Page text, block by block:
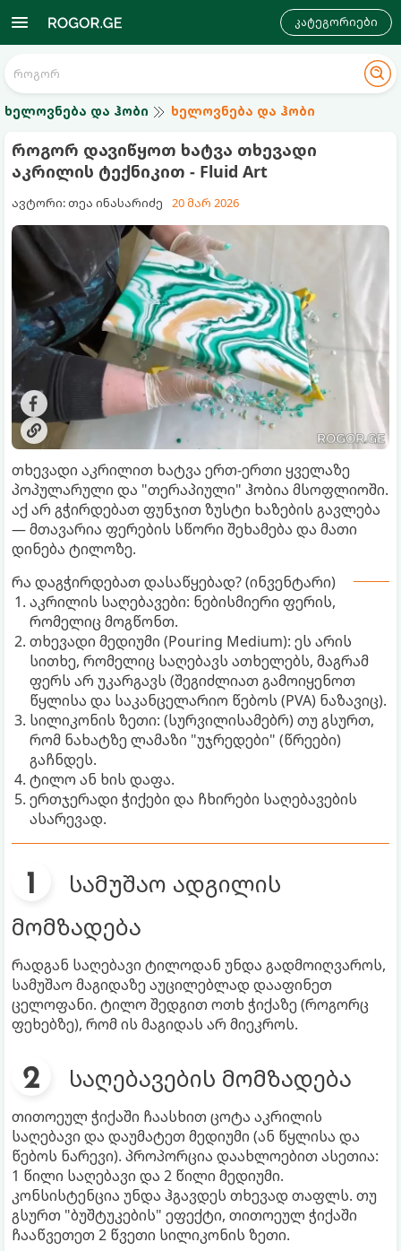
კატეგორიები
ხელოვნება და ჰობი ხელოვნება და ჰობი
როგორ დავიწყოთ ხატვა თხევადი
აკრილის ტექნიკით - Fluid Art
ავტორი: თეა ინასარიძე 20 მარ 2026
თხევადი აკრილით ხატვა ერთ-ერთი ყველაზე
პოპულარული და "თერაპიული" ჰობია მსოფლიოში.
აქ არ გჭირდებათ ფუნჯით ზუსტი ხაზების გავლება
— მთავარია ფერების სწორი შეხამება და მათი
დინება ტილოზე.
რა დაგჭირდებათ დასაწყებად? (ინვენტარი)
აკრილის საღებავები: ნებისმიერი ფერის,
რომელიც მოგწონთ.
თხევადი მედიუმი (Pouring Medium): ეს არის
სითხე, რომელიც საღებავს ათხელებს, მაგრამ
ფერს არ უკარგავს (შეგიძლიათ გამოიყენოთ
წყლისა და საკანცელარიო წებოს (PVA) ნაზავიც).
სილიკონის ზეთი: (სურვილისამებრ) თუ გსურთ,
რომ ნახატზე ლამაზი "უჯრედები" (წრეები)
გაჩნდეს.
ტილო ან ხის დაფა.
ერთჯერადი ჭიქები და ჩხირები საღებავების
ასარევად.
სამუშაო ადგილის
მომზადება
რადგან საღებავი ტილოდან უნდა გადმოიღვაროს,
სამუშაო მაგიდაზე აუცილებლად დააფინეთ
ცელოფანი. ტილო შედგით ოთხ ჭიქაზე (როგორც
ფეხებზე), რომ ის მაგიდას არ მიეკროს.
საღებავების მომზადება
თითოეულ ჭიქაში ჩაასხით ცოტა აკრილის
საღებავი და დაუმატეთ მედიუმი (ან წყლისა და
წებოს ნარევი). პროპორცია დაახლოებით ასეთია:
1 წილი საღებავი და 2 წილი მედიუმი.
კონსისტენცია უნდა ჰგავდეს თხევად თაფლს. თუ
გსურთ "ბუშტუკების" ეფექტი, თითოეულ ჭიქაში
ჩააწვეთეთ 2 წვეთი სილიკონის ზეთი.